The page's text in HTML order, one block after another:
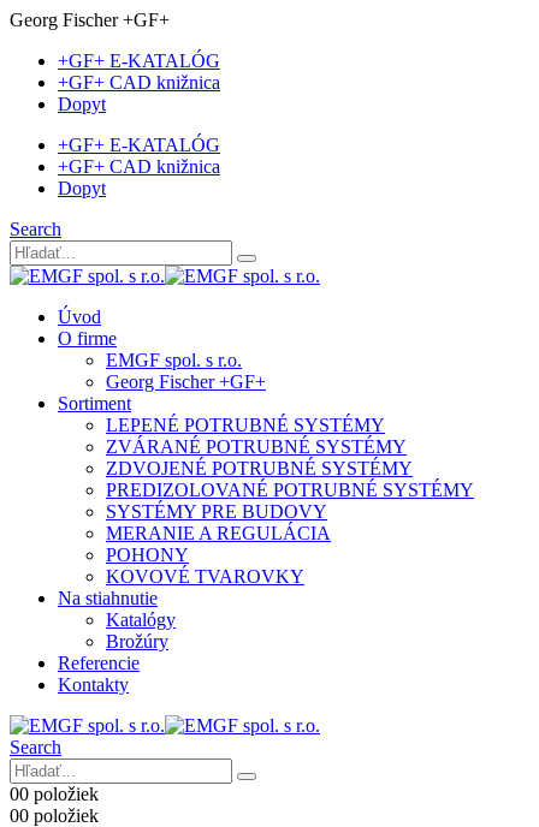
Georg Fischer +GF+
+GF+ E-KATALÓG
+GF+ CAD knižnica
Dopyt
+GF+ E-KATALÓG
+GF+ CAD knižnica
Dopyt
Search
Úvod
O firme
EMGF spol. s r.o.
Georg Fischer +GF+
Sortiment
LEPENÉ POTRUBNÉ SYSTÉMY
ZVÁRANÉ POTRUBNÉ SYSTÉMY
ZDVOJENÉ POTRUBNÉ SYSTÉMY
PREDIZOLOVANÉ POTRUBNÉ SYSTÉMY
SYSTÉMY PRE BUDOVY
MERANIE A REGULÁCIA
POHONY
KOVOVÉ TVAROVKY
Na stiahnutie
Katalógy
Brožúry
Referencie
Kontakty
Search
00 položiek
00 položiek